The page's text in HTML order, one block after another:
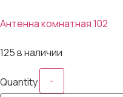
Антенна комнатная 102
125 в наличии
Quantity -